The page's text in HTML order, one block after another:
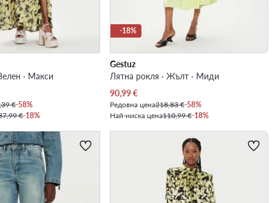
· Макси
€-58%
€-18%
-18%
Gestuz
Лятна рокля · Жълт · Миди
Актуална цена
90,99€
Редовна цена218,83 €-58%
Най-ниска цена110,99 €-18%